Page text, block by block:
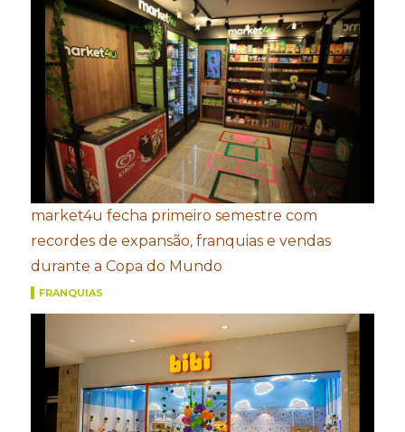
market4u fecha primeiro semestre com
recordes de expansão, franquias e vendas
durante a Copa do Mundo
FRANQUIAS